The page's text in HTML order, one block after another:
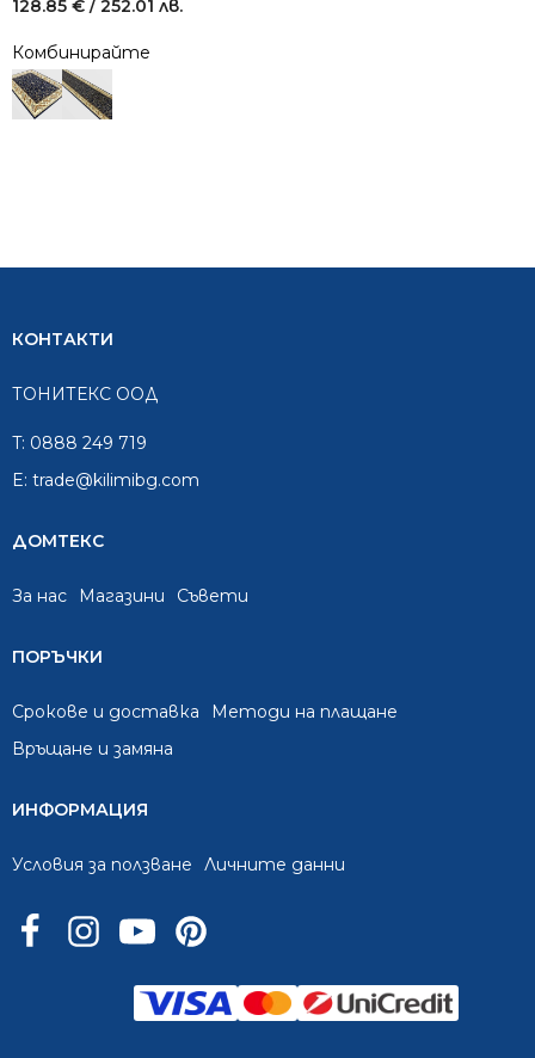
128.85 € / 252.01 лв.
Комбинирайте
КОНТАКТИ
ТОНИТЕКС ООД
T: 0888 249 719
E: trade@kilimibg.com
ДОМТЕКС
За нас Mагазини Съвети
ПОРЪЧКИ
Срокове и доставка
Методи на плащане
Връщане и замяна
ИНФОРМАЦИЯ
Условия за ползване Личните данни